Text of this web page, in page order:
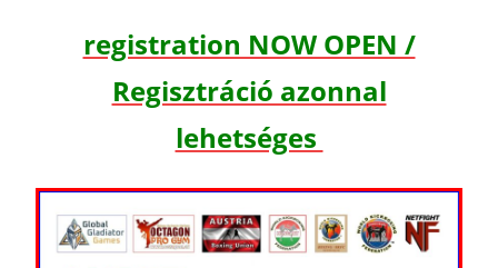
registration NOW OPEN /
Regisztráció azonnal
lehetséges